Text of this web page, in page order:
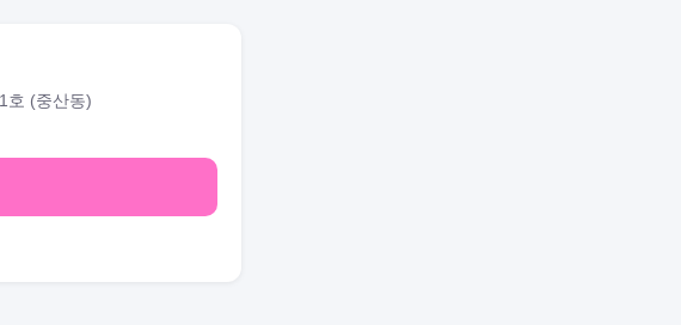
호 (중산동)